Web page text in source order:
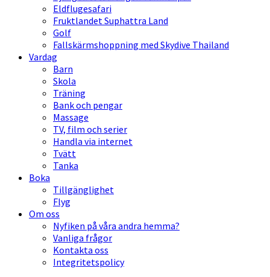
Eldflugesafari
Fruktlandet Suphattra Land
Golf
Fallskärmshoppning med Skydive Thailand
Vardag
Barn
Skola
Träning
Bank och pengar
Massage
TV, film och serier
Handla via internet
Tvätt
Tanka
Boka
Tillgänglighet
Flyg
Om oss
Nyfiken på våra andra hemma?
Vanliga frågor
Kontakta oss
Integritetspolicy